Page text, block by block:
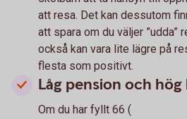
att resa. Det kan dessutom
att spara om du väljer ”udda”
också kan vara lite lägre på
flesta som positivt.
Låg pension och
Om du har fyllt 66 (